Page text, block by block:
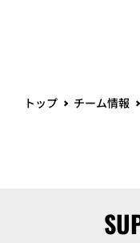
トップ チーム情報